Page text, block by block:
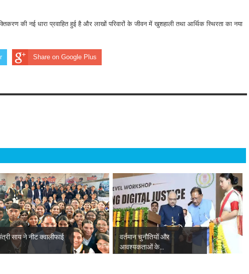
की नई धारा प्रवाहित हुई है और लाखों परिवारों के जीवन में खुशहाली तथा आर्थिक स्थिरता का नया
Share on Google Plus
साय ने नीट क्वालीफाई
वर्तमान चुनौतियों और
आवश्यकताओं के...